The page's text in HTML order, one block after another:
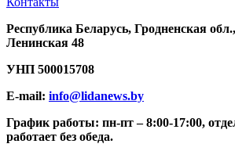
Республика Беларусь, Гродненская
Ленинская 48
УНП 500015708
E-mail: info@lidanews.by
График работы: пн-пт –8:00-17:00,
работает без обеда.